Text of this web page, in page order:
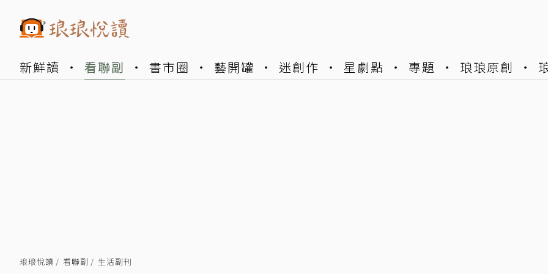
新鮮讀 看聯副 書市圈 藝開罐 迷創作 星劇點 專題 琅琅原創
琅琅悅讀 看聯副 生活副刊